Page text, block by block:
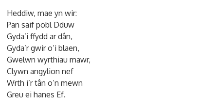
Heddiw, mae yn wir:
Pan saif pobl Dduw
Gyda’i ffydd ar dân,
Gyda’r gwir o’i blaen,
Gwelwn wyrthiau mawr,
Clywn angylion nef
Wrth i’r tân o’n mewn
Greu ei hanes Ef.